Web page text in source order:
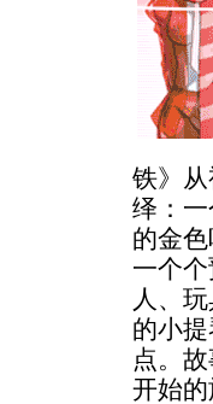
铁》
绎：
的金
一个
人、
的小
点。
开始